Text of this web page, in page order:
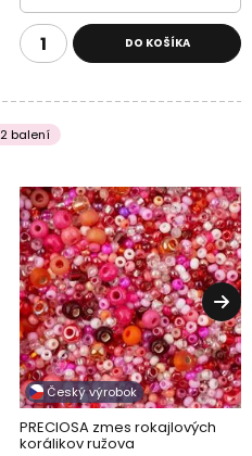
DO KOŠÍKA
2 balení
Český výrobok
PRECIOSA zmes rokajlových
korálikov ružova